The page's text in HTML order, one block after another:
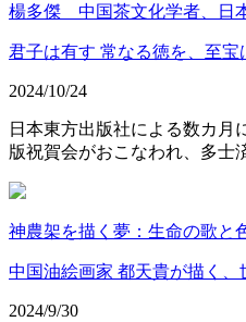
楊多傑 中国茶文化学者、日
君子は有す 常なる徳を、至宝
2024/10/24
日本東方出版社による数カ月
版祝賀会がおこなわれ、多士
神農架を描く夢：生命の歌と
中国油絵画家 都天貴が描く、
2024/9/30